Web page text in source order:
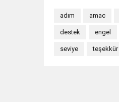
adım amac
destek engel
seviye teşekkür